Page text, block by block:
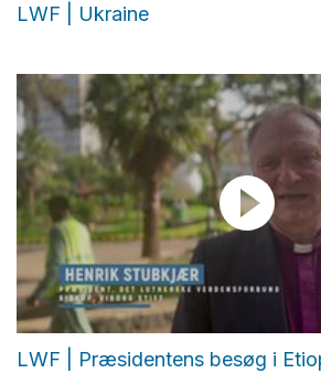
LWF | Ukraine
LWF | Præsidentens besøg i